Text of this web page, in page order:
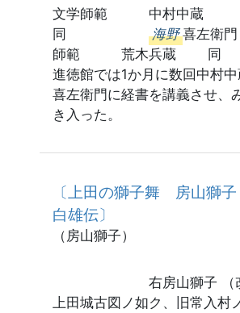
文学師範 中村中蔵
同 海野 喜左
師範 荒木兵
進徳館では1か月に数回中村
喜左衛門に経書を講義させ、
き入った。
〔上田の獅子舞 房山獅
白雄伝〕
（房山獅子）
右房山獅子 （改
上田城古図ノ如ク、旧常入村